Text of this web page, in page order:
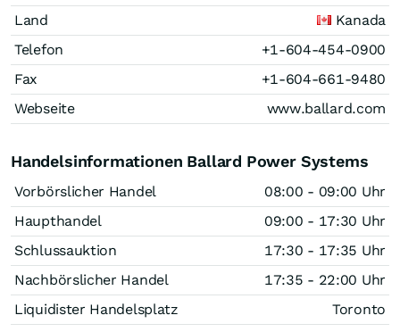
Land
Kanada
Telefon
+1-604-454-0900
Fax
+1-604-661-9480
Webseite
www.ballard.com
Handelsinformationen Ballard Power Systems
Vorbörslicher Handel
08:00 - 09:00 Uhr
Haupthandel
09:00 - 17:30 Uhr
Schlussauktion
17:30 - 17:35 Uhr
Nachbörslicher Handel
17:35 - 22:00 Uhr
Liquidister Handelsplatz
Toronto